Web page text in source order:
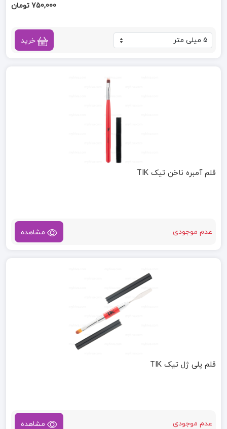
750,000 تومان
خرید
قلم آمبره ناخن تیک TIK
عدم موجودی مشاهده
قلم پلی ژل تیک TIK
عدم موجودی مشاهده